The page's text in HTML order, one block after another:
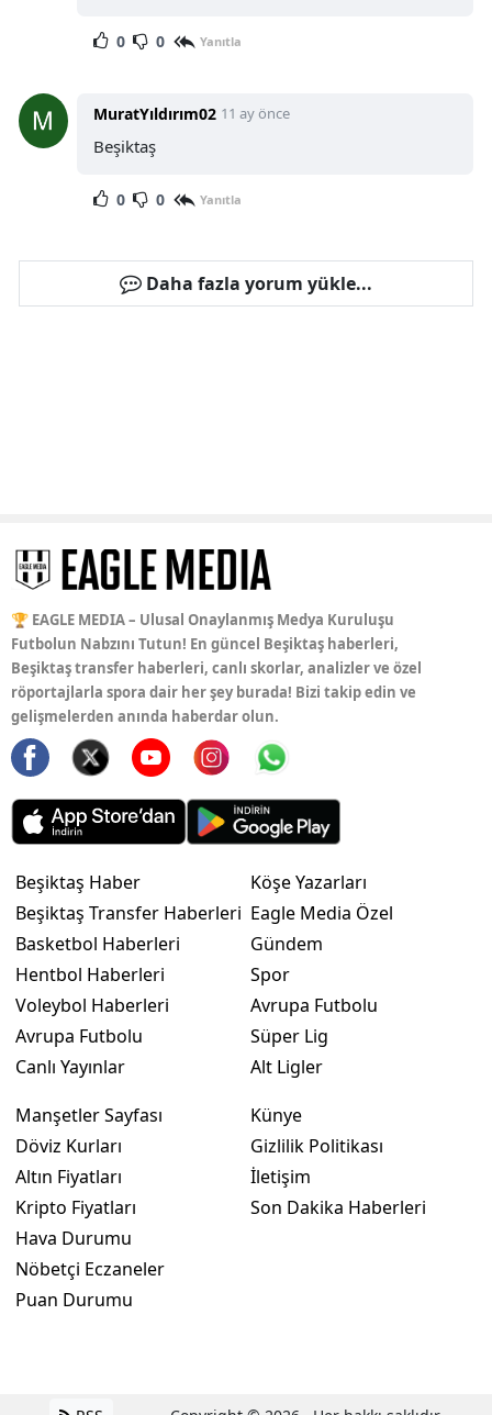
0 0 Yanıtla
MuratYıldırım02 11 ay önce
Beşiktaş
0 0 Yanıtla
Daha fazla yorum yükle...
🏆 EAGLE MEDIA – Ulusal Onaylanmış Medya Kuruluşu
Futbolun Nabzını Tutun! En güncel Beşiktaş haberleri,
Beşiktaş transfer haberleri, canlı skorlar, analizler ve özel
röportajlarla spora dair her şey burada! Bizi takip edin ve
gelişmelerden anında haberdar olun.
Beşiktaş Haber
Beşiktaş Transfer Haberleri
Basketbol Haberleri
Hentbol Haberleri
Voleybol Haberleri
Avrupa Futbolu
Canlı Yayınlar
Köşe Yazarları
Eagle Media Özel
Gündem
Spor
Avrupa Futbolu
Süper Lig
Alt Ligler
Manşetler Sayfası
Döviz Kurları
Altın Fiyatları
Kripto Fiyatları
Hava Durumu
Nöbetçi Eczaneler
Puan Durumu
Künye
Gizlilik Politikası
İletişim
Son Dakika Haberleri